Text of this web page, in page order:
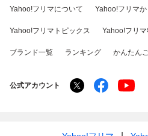
Yahoo!フリマについて Yahoo!フリマ
Yahoo!フリマトピックス Yahoo!フリ
ブランド一覧 ランキング かんたん
公式アカウント